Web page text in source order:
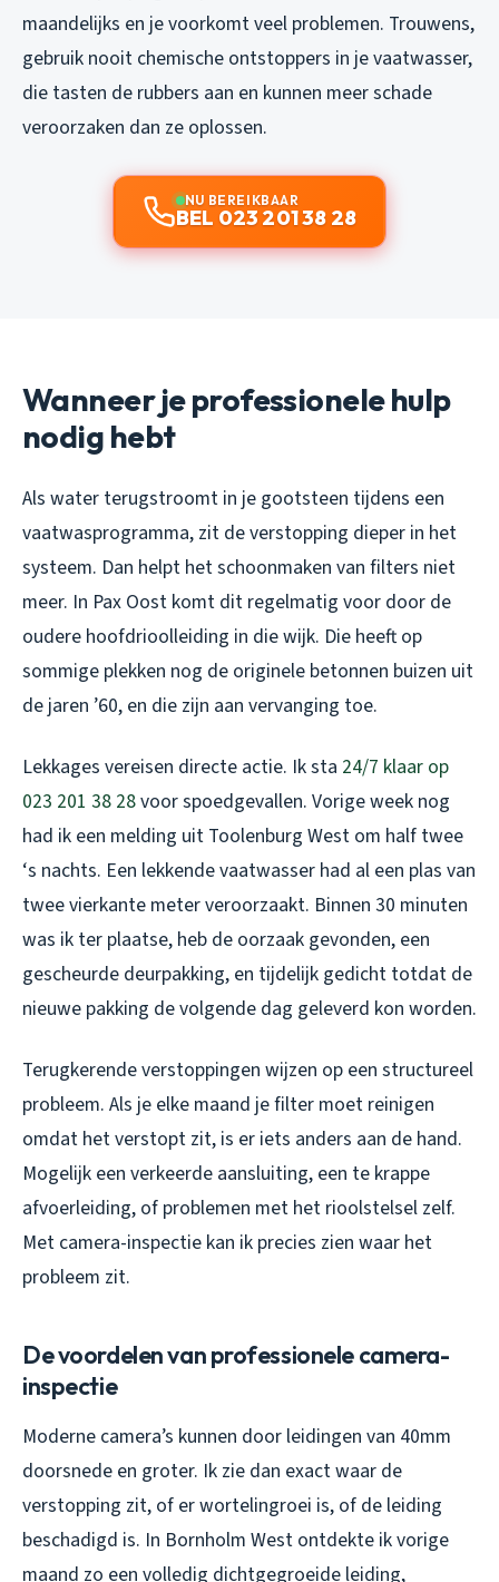
maandelijks en je voorkomt veel problemen. Trouwens,
gebruik nooit chemische ontstoppers in je vaatwasser,
die tasten de rubbers aan en kunnen meer schade
veroorzaken dan ze oplossen.
NU BEREIKBAAR
BEL 023 201 38 28
Wanneer je professionele hulp
nodig hebt
Als water terugstroomt in je gootsteen tijdens een
vaatwasprogramma, zit de verstopping dieper in het
systeem. Dan helpt het schoonmaken van filters niet
meer. In Pax Oost komt dit regelmatig voor door de
oudere hoofdrioolleiding in die wijk. Die heeft op
sommige plekken nog de originele betonnen buizen uit
de jaren ’60, en die zijn aan vervanging toe.
Lekkages vereisen directe actie. Ik sta 24/7 klaar op
023 201 38 28voor spoedgevallen. Vorige week nog
had ik een melding uit Toolenburg West om half twee
‘s nachts. Een lekkende vaatwasser had al een plas van
twee vierkante meter veroorzaakt. Binnen 30 minuten
was ik ter plaatse, heb de oorzaak gevonden, een
gescheurde deurpakking, en tijdelijk gedicht totdat de
nieuwe pakking de volgende dag geleverd kon worden.
Terugkerende verstoppingen wijzen op een structureel
probleem. Als je elke maand je filter moet reinigen
omdat het verstopt zit, is er iets anders aan de hand.
Mogelijk een verkeerde aansluiting, een te krappe
afvoerleiding, of problemen met het rioolstelsel zelf.
Met camera-inspectie kan ik precies zien waar het
probleem zit.
De voordelen van professionele camera-
inspectie
Moderne camera’s kunnen door leidingen van 40mm
doorsnede en groter. Ik zie dan exact waar de
verstopping zit, of er wortelingroei is, of de leiding
beschadigd is. In Bornholm West ontdekte ik vorige
maand zo een volledig dichtgegroeide leiding,